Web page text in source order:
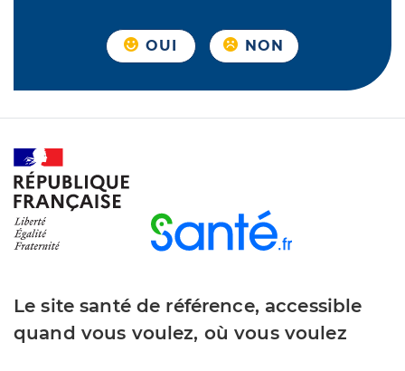
OUI NON
Le site santé de référence, accessible
quand vous voulez, où vous voulez